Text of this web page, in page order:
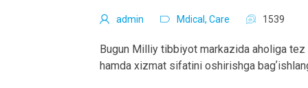
admin Mdical, Care 1539
Bugun Milliy tibbiyot markazida aholiga
hamda xizmat sifatini oshirishga